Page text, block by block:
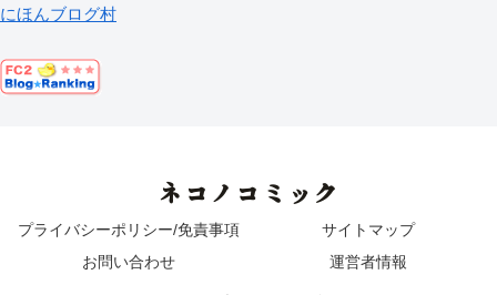
にほんブログ村
ネコノコミック
プライバシーポリシー/免責事項
サイトマップ
お問い合わせ
運営者情報